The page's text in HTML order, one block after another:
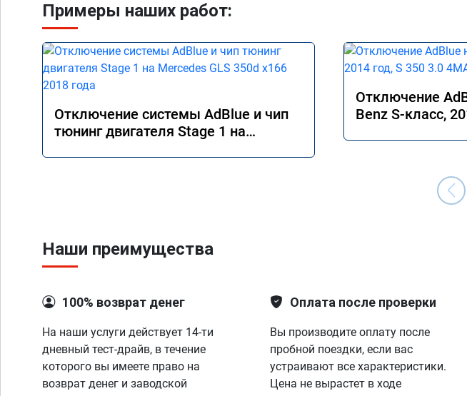
Примеры наших работ:
Отключение системы AdBlue и чип
тюнинг двигателя Stage 1 на
Отключение
Benz S-класс,
Наши преимущества
100% возврат денег
На наши услуги действует 14-ти
дневный тест-драйв, в течение
которого вы имеете право на
возврат денег и заводской
Оплата после проверки
Вы производите оплату после
пробной поездки, если вас
устраивают все характеристики.
Цена не вырастет в ходе